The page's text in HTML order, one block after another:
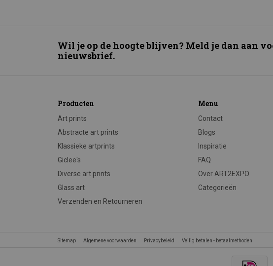
Wil je op de hoogte blijven? Meld je dan aan
nieuwsbrief.
Producten
Art prints
Abstracte art prints
Klassieke artprints
Giclee's
Diverse art prints
Glass art
Verzenden en Retourneren
Menu
Contact
Blogs
Inspiratie
FAQ
Over ART2EXPO
Categorieën
Sitemap Algemene voorwaarden Privacybeleid Veilig betalen - betaalmethoden